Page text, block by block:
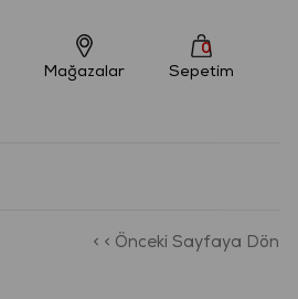
Sepetim
0
Mağazalar
< < Önceki Sayfaya Dön